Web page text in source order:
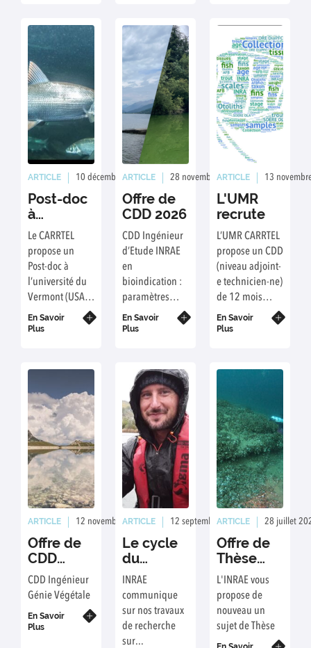
ARTICLE 10 décembre 2025 Rédaction : OA/ED
Post-doc
à
l’université
du
Vermont
Le CARRTEL
propose un
Post-doc à
l’université du
Vermont (USA),
à pourvoir avant
mai 2026 (date
négociable).
En Savoir
Plus
ARTICLE 28 novembre 2025 Rédaction : ED/
Offre de
CDD 2026
CDD Ingénieur
d’Etude INRAE
en
bioindication :
paramètres
physico-
chimiques des
En Savoir
Plus
ARTICLE 13
L'UMR
recrute
L’UMR CARRTEL
propose un CDD
(niveau adjoint-
e technicien-ne)
de 12 mois
pour contribuer
à l’archivage de
dans la
COLISA.
En Savoir
Plus
ARTICLE 12 novembre 2025 Rédaction : FA/ED
Offre de
CDD
Ingénieur
CDD Ingénieur
Génie Végétale
En Savoir
Plus
ARTICLE 12 septembre 2025 Rédaction : ED
Le cycle
du
Carbone
INRAE
communique
sur nos travaux
de recherche
sur...
ARTICLE 28 juillet
Offre de
Thèse
2025 - 3
L'INRAE vous
propose de
nouveau un
sujet de Thèse